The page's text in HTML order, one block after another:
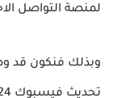
لمنصة التواصل
وبذلك فنكون قد